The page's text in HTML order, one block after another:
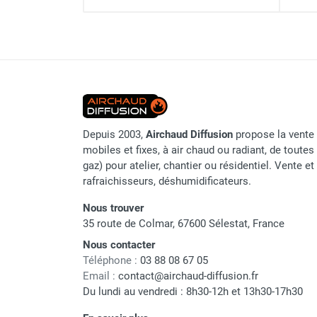
Chauffage fioul soufflant avec
Chauffage fioul soufflant sans
cheminée à combustion directe
Chauffage fioul
Chauffage mobile au gaz propane /
butane
Chauffage mobile au gaz à
combustion directe
Chauffage mobile au gaz à
combustion indirecte
Chauffage mobile au gaz rayonnant
Depuis 2003, Airchaud Diffusion propose la
mobiles et fixes, à air chaud ou radiant, de
gaz) pour atelier, chantier ou résidentiel. Vente
rafraichisseurs, déshumidificateurs.
Nous trouver
35 route de Colmar, 67600 Sélestat, France
Nous contacter
Téléphone : 03 88 08 67 05
Email : contact@airchaud-diffusion.fr
Du lundi au vendredi : 8h30-12h et 13h30-17h30